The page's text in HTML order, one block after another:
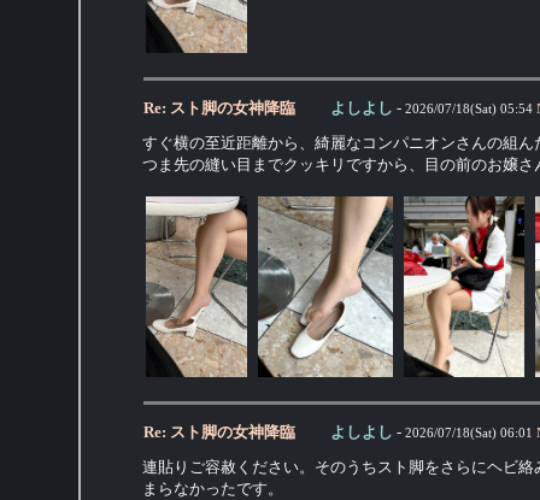
Re: スト脚の女神降臨 よしよし - 2026/07/18(Sat) 05:54
すぐ横の至近距離から、綺麗なコンパニオンさんの組
つま先の縫い目までクッキリですから、目の前のお嬢
Re: スト脚の女神降臨 よしよし - 2026/07/18(Sat) 06:01
連貼りご容赦ください。そのうちスト脚をさらにヘビ
まらなかったです。